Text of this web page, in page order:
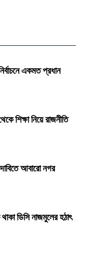
একমত প্রধান
শিক্ষা নিয়ে রাজনীতি
আবারো নগর
ডিসি নাজমুলের হঠাৎ